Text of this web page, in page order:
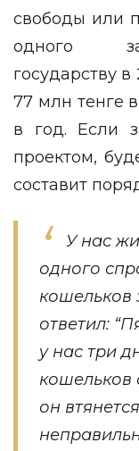
свободы или
одного
государству в
77 млн тенге
в год. Если
проектом,
составит
У нас
одного
кошельков
ответил:
у нас три
кошельков
он